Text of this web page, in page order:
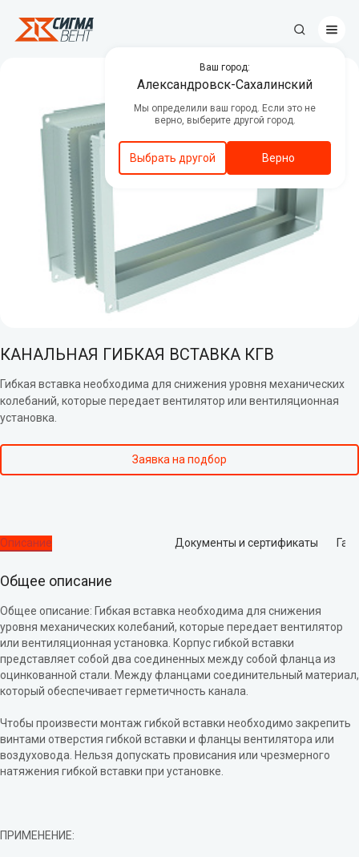
Противопожарные клапаны
Центральные кондиционеры
Канальное вентиляционное
оборудование
Вентиляторы дымоудаления и
подпора воздуха
Автоматика
Декоративные решетки
Ваш город:
Александровск-Сахалинский
Мы определили ваш город. Если это не
верно, выберите другой город.
Выбрать другой Верно
КАНАЛЬНАЯ ГИБКАЯ ВСТАВКА КГВ
Гибкая вставка необходима для снижения уровня механических
колебаний, которые передает вентилятор или вентиляционная
установка.
Заявка на подбор
Описание Документы и сертификаты
Общее описание
Общее описание: Гибкая вставка необходима для снижения
уровня механических колебаний, которые передает вентилятор
или вентиляционная установка. Корпус гибкой вставки
представляет собой два соединенных между собой фланца из
оцинкованной стали. Между фланцами соединительный материал,
который обеспечивает герметичность канала.
Чтобы произвести монтаж гибкой вставки необходимо закрепить
винтами отверстия гибкой вставки и фланцы вентилятора или
воздуховода. Нельзя допускать провисания или чрезмерного
натяжения гибкой вставки при установке.
ПРИМЕНЕНИЕ: